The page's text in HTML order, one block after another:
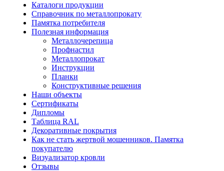
Каталоги продукции
Справочник по металлопрокату
Памятка потребителя
Полезная информация
Металлочерепица
Профнастил
Металлопрокат
Инструкции
Планки
Конструктивные решения
Наши объекты
Сертификаты
Дипломы
Таблица RAL
Декоративные покрытия
Как не стать жертвой мошенников. Памятка
покупателю
Визуализатор кровли
Отзывы